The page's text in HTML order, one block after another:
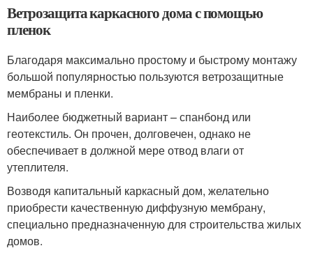
Ветрозащита каркасного дома с помощью
пленок
Благодаря максимально простому и быстрому монтажу
большой популярностью пользуются ветрозащитные
мембраны и пленки.
Наиболее бюджетный вариант – спанбонд или
геотекстиль. Он прочен, долговечен, однако не
обеспечивает в должной мере отвод влаги от
утеплителя.
Возводя капитальный каркасный дом, желательно
приобрести качественную диффузную мембрану,
специально предназначенную для строительства жилых
домов.